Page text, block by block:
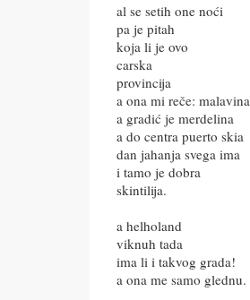
al se setih one noći
pa je pitah
koja li je ovo
carska
provincija
a ona mi reče: malavina
a gradić je merdelina
a do centra puerto skia
dan jahanja svega ima
i tamo je dobra
skintilija.
a helholand
viknuh tada
ima li i takvog grada!
a ona me samo glednu.